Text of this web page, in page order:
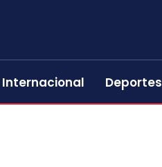
Internacional Deportes